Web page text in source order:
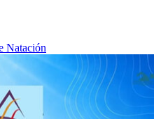
Natación